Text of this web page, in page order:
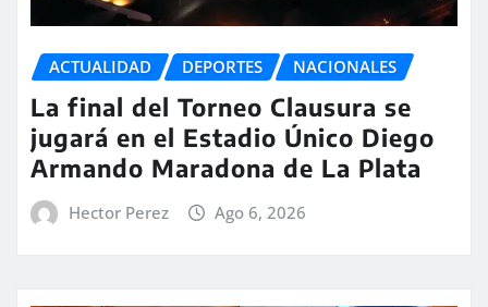
ACTUALIDAD DEPORTES NACIONALES
La final del Torneo Clausura se
jugará en el Estadio Único Diego
Armando Maradona de La Plata
Hector Perez Ago 6, 2026